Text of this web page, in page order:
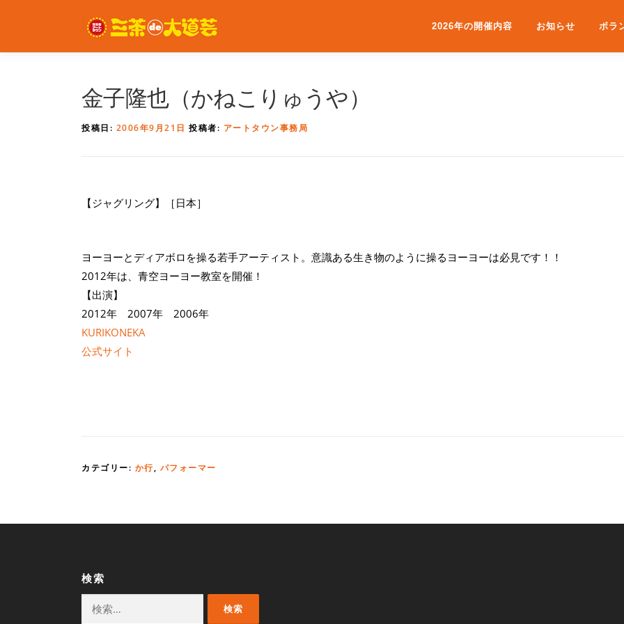
ン
2026年の開催内容 お知らせ ボラ
金子隆也（かねこりゅうや）
投稿日: 2006年9月21日 投稿者: アートタウン事務局
【ジャグリング】［日本］
ヨーヨーとディアボロを操る若手アーティスト。意識ある生き物のように操るヨーヨーは必見です！！
2012年は、青空ヨーヨー教室を開催！
【出演】
2012年 2007年 2006年
KURIKONEKA
公式サイト
カテゴリー: か行, パフォーマー
検索